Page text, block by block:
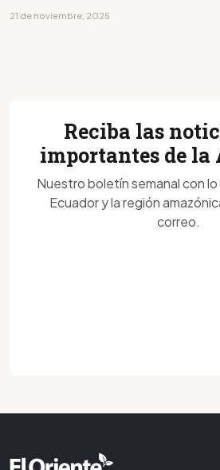
21 de noviembre, 2025
Reciba las
importantes de la
Nuestro boletín semanal con
Ecuador y la región
correo.